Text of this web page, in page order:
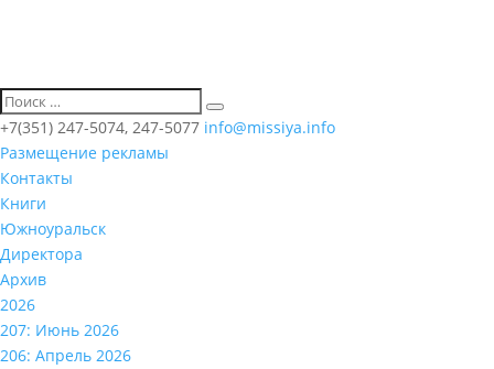
+7(351) 247-5074, 247-5077 info@missiya.info
Размещение рекламы
Контакты
Книги
Южноуральск
Директора
Архив
2026
207: Июнь 2026
206: Апрель 2026